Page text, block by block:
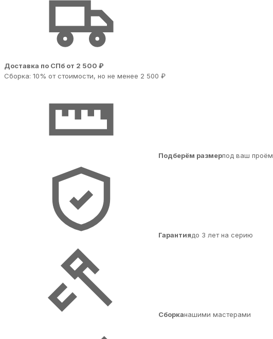
Доставка по СПб от 2 500 ₽
Сборка: 10% от стоимости, но не менее 2 500 ₽
Подберём размерпод ваш проём
Гарантиядо 3 лет на серию
Сборканашими мастерами